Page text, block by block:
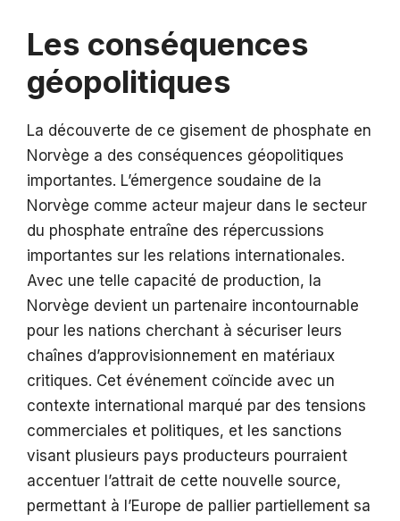
Les conséquences
géopolitiques
La découverte de ce gisement de phosphate en
Norvège a des conséquences géopolitiques
importantes. L’émergence soudaine de la
Norvège comme acteur majeur dans le secteur
du phosphate entraîne des répercussions
importantes sur les relations internationales.
Avec une telle capacité de production, la
Norvège devient un partenaire incontournable
pour les nations cherchant à sécuriser leurs
chaînes d’approvisionnement en matériaux
critiques. Cet événement coïncide avec un
contexte international marqué par des tensions
commerciales et politiques, et les sanctions
visant plusieurs pays producteurs pourraient
accentuer l’attrait de cette nouvelle source,
permettant à l’Europe de pallier partiellement sa